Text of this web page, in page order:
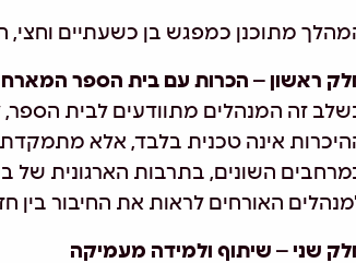
מתוכנן כמפגש בן כשעתיים וחצי,
ראשון – הכרות עם בית הספר המארח
זה המנהלים מתוודעים לבית הספר,
אינה טכנית בלבד, אלא
השונים, בתרבות הארגונית של
האורחים לראות את החיבור בין
שני – שיתוף ולמידה מעמיקה